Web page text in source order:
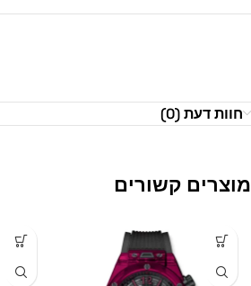
חוות דעת (0)
מוצרים קשורים